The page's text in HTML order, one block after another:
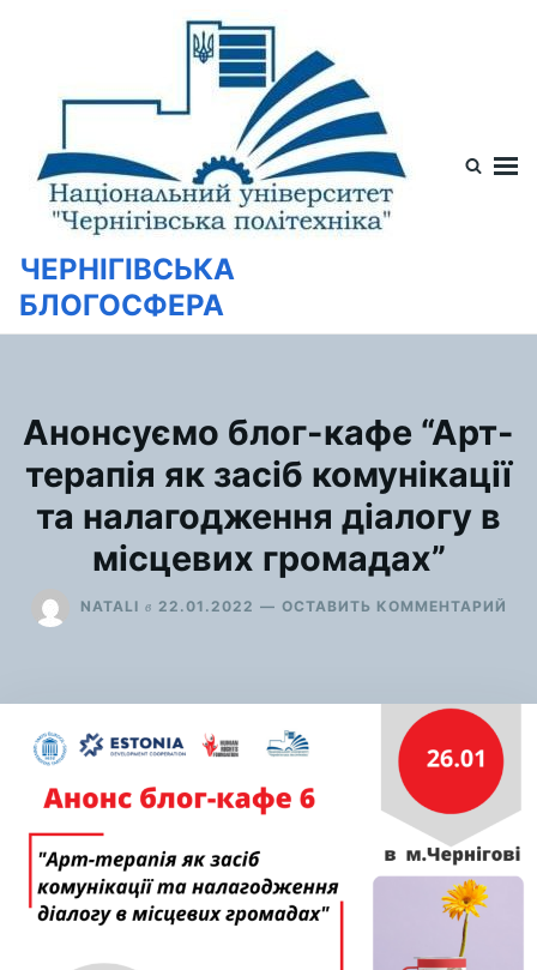
содержимому
ЧЕРНІГІВСЬКА
БЛОГОСФЕРА
Анонсуємо блог-кафе “Арт-
терапія як засіб комунікації
та налагодження діалогу в
місцевих громадах”
NATALI в 22.01.2022 ОСТАВИТЬ КОММЕНТАРИЙ
В